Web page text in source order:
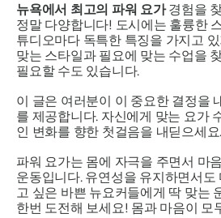
뉴욕에서 최고의 파워 요가경험을
정말 다양합니다! 도시에는 훌륭한
튜디오마다 독특한 특징을 가지고
맞는 스타일과 필요에 맞는 수업을
필요할 수도 있습니다.
이 글은 여러분이 이 중요한 결정을
를 제공합니다. 자신에게 맞는 요가
인 변화를 향한 첫걸음을 내딛으세요.
파워 요가는 몸에 자극을 주면서 마
운동입니다. 유연성을 유지하면서
고 싶은 바쁜 뉴요커들에게 딱 맞는
한번 도전해 보세요! 몸과 마음이 모